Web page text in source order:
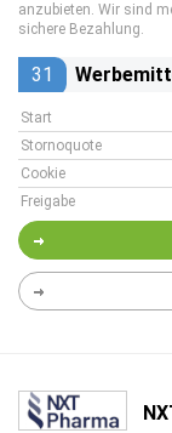
anzubieten. Wir sind
sichere Bezahlung.
31
Start
Stornoquote
Cookie
Freigabe